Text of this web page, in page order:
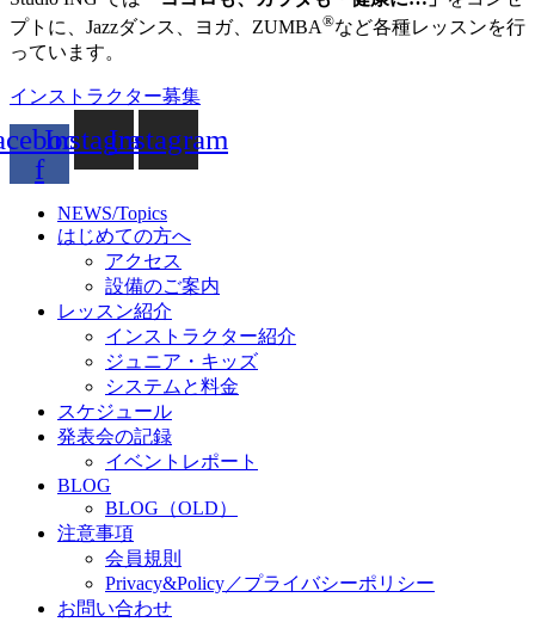
プトに、Jazzダンス、ヨガ、ZUMBA®など各種レッスンを行
っています。
インストラクター募集
f
InstagramInstagram
NEWS/Topics
はじめての方へ
アクセス
設備のご案内
レッスン紹介
インストラクター紹介
ジュニア・キッズ
システムと料金
スケジュール
発表会の記録
イベントレポート
BLOG
BLOG（OLD）
注意事項
会員規則
Privacy&Policy／プライバシーポリシー
お問い合わせ